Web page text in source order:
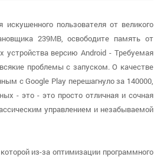
пользователя от великого
239MB, освободите память от
устройства версию Android - Требуемая
проблемы с запуском. О качестве
с Google Play перешагнуло за 140000,
- это - это просто отличная и сочная
управлением и незабываемой
из-за оптимизации программного